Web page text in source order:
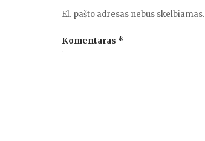
El. pašto adresas nebus skelbiamas.
Komentaras *